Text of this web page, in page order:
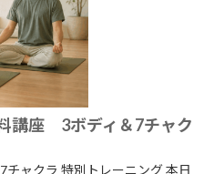
講座 3ボディ＆7チャク
ャクラ 特別トレーニング 本日